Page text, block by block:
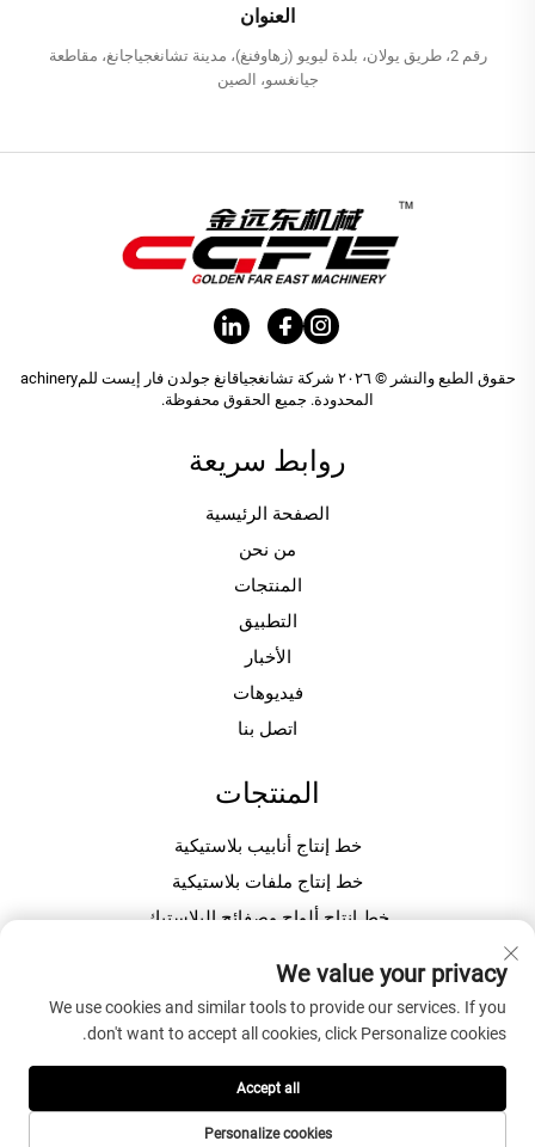
العنوان
رقم 2، طريق يولان، بلدة ليويو (زهاوفنغ)، مدينة تشانغجياجانغ، مقاطعة
جيانغسو، الصين
حقوق الطبع والنشر © ٢٠٢٦ شركة تشانغجياقانغ جولدن فار إيست للمachinery
المحدودة. جميع الحقوق محفوظة.
روابط سريعة
الصفحة الرئيسية
من نحن
المنتجات
التطبيق
الأخبار
فيديوهات
اتصل بنا
المنتجات
خط إنتاج أنابيب بلاستيكية
خط إنتاج ملفات بلاستيكية
خط إنتاج ألواح وصفائح البلاستيك
عن الشركة
سياسة الخصوصية
We value your privacy
We use cookies and similar tools to provide our services. If you
don't want to accept all cookies, click Personalize cookies.
Personalize cookies
Accept all